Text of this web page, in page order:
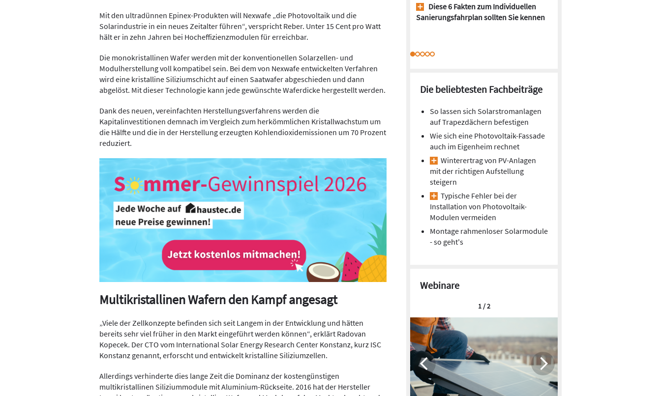
Mit den ultradünnen Epinex-Produkten will Nexwafe „die Photovoltaik und die
Solarindustrie in ein neues Zeitalter führen“, verspricht Reber. Unter 15 Cent pro Watt
hält er in zehn Jahren bei Hocheffizienzmodulen für erreichbar.
Die monokristallinen Wafer werden mit der konventionellen Solarzellen- und
Modulherstellung voll kompatibel sein. Bei dem von Nexwafe entwickelten Verfahren
wird eine kristalline Siliziumschicht auf einen Saatwafer abgeschieden und dann
abgelöst. Mit dieser Technologie kann jede gewünschte Waferdicke hergestellt werden.
Dank des neuen, vereinfachten Herstellungsverfahrens werden die
Kapitalinvestitionen demnach im Vergleich zum herkömmlichen Kristallwachstum um
die Hälfte und die in der Herstellung erzeugten Kohlendioxidemissionen um 70 Prozent
reduziert.
Multikristallinen Wafern den Kampf angesagt
„Viele der Zellkonzepte befinden sich seit Langem in der Entwicklung und hätten
bereits sehr viel früher in den Markt eingeführt werden können“, erklärt Radovan
Kopecek. Der CTO vom International Solar Energy Research Center Konstanz, kurz ISC
Konstanz genannt, erforscht und entwickelt kristalline Siliziumzellen.
Allerdings verhinderte dies lange Zeit die Dominanz der kostengünstigen
multikristallinen Siliziummodule mit Aluminium-Rückseite. 2016 hat der Hersteller
Diese 6 Fakten zum Individuellen
Sanierungsfahrplan sollten Sie kennen
Die beliebtesten Fachbeiträge
So lassen sich Solarstromanlagen
auf Trapezdächern befestigen
Wie sich eine Photovoltaik-Fassade
auch im Eigenheim rechnet
Winterertrag von PV-Anlagen
mit der richtigen Aufstellung
steigern
Typische Fehler bei der
Installation von Photovoltaik-
Modulen vermeiden
Montage rahmenloser Solarmodule
- so geht's
Webinare
1 / 2